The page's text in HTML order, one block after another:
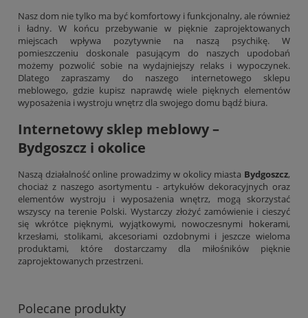
Nasz dom nie tylko ma być komfortowy i funkcjonalny, ale również
i ładny. W końcu przebywanie w pięknie zaprojektowanych
miejscach wpływa pozytywnie na naszą psychikę. W
pomieszczeniu doskonale pasującym do naszych upodobań
możemy pozwolić sobie na wydajniejszy relaks i wypoczynek.
Dlatego zapraszamy do naszego internetowego sklepu
meblowego, gdzie kupisz naprawdę wiele pięknych elementów
wyposażenia i wystroju wnętrz dla swojego domu bądź biura.
Internetowy sklep meblowy –
Bydgoszcz i okolice
Naszą działalność online prowadzimy w okolicy miasta Bydgoszcz,
chociaż z naszego asortymentu - artykułów dekoracyjnych oraz
elementów wystroju i wyposażenia wnętrz, mogą skorzystać
wszyscy na terenie Polski. Wystarczy złożyć zamówienie i cieszyć
się wkrótce pięknymi, wyjątkowymi, nowoczesnymi hokerami,
krzesłami, stolikami, akcesoriami ozdobnymi i jeszcze wieloma
produktami, które dostarczamy dla miłośników pięknie
zaprojektowanych przestrzeni.
Polecane produkty